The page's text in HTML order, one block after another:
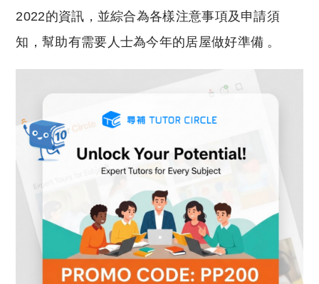
2022的資訊，並綜合為各樣注意事項及申請須
知，幫助有需要人士為今年的居屋做好準備 。